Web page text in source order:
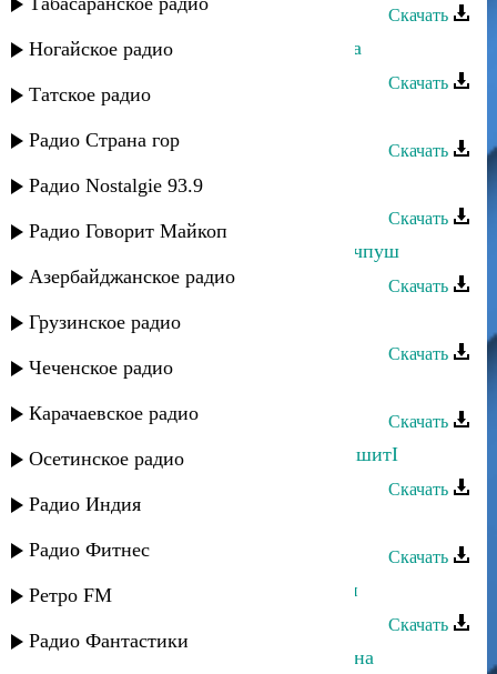
Ногайское радио
Татское радио
Радио Страна гор
Радио Nostalgie 93.9
Радио Говорит Майкоп
Азербайджанское радио
Грузинское радио
Чеченское радио
Карачаевское радио
Осетинское радио
Радио Индия
Радио Фитнес
Ретро FM
Радио Фантастики
Скачать
Султан Лагучев - Абыгъь гIважьква
Скачать
Скачать
Султан Лагучев - Огнеопасная
Скачать
Султан Лагучев - ЙачIвыйа са йысчпуш
Скачать
Султан Лагучев - Убегай
Скачать
Скачать
Султан Лагучев - Са заджвы слызпшитI
Скачать
Скачать
Султан Лагучев - Турецкий Султан
Скачать
Султан Лагучев - Между нами война